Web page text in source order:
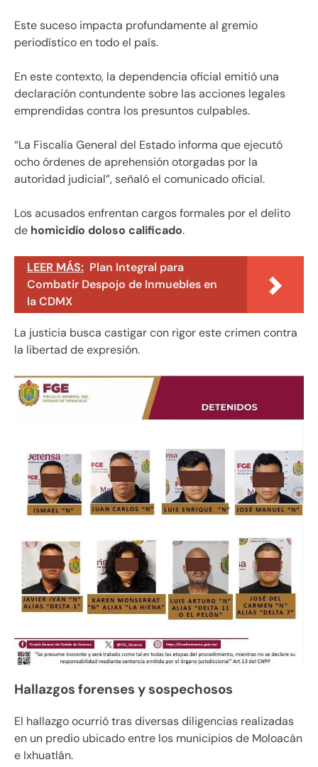
Este suceso impacta profundamente al gremio
periodístico en todo el país.
En este contexto, la dependencia oficial emitió una
declaración contundente sobre las acciones legales
emprendidas contra los presuntos culpables.
“La Fiscalía General del Estado informa que ejecutó
ocho órdenes de aprehensión otorgadas por la
autoridad judicial”, señaló el comunicado oficial.
Los acusados enfrentan cargos formales por el delito
de homicidio doloso calificado.
LEER MÁS: Plan Integral para
Combatir Despojo de Inmuebles en
la CDMX
La justicia busca castigar con rigor este crimen contra
la libertad de expresión.
Hallazgos forenses y sospechosos
El hallazgo ocurrió tras diversas diligencias realizadas
en un predio ubicado entre los municipios de Moloacán
e Ixhuatlán.